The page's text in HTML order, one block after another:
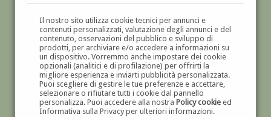
Il nostro sito utilizza cookie tecnici per annunci e
contenuti personalizzati, valutazione degli annunci e del
contenuto, osservazioni del pubblico e sviluppo di
prodotti, per archiviare e/o accedere a informazioni su
un dispositivo. Vorremmo anche impostare dei cookie
opzionali (analitici e di profilazione) per offrirti la
migliore esperienza e inviarti pubblicità personalizzata.
Puoi scegliere di gestire le tue preferenze e accettare,
selezionare o rifiutare tutti i cookie dal pannello
personalizza. Puoi accedere alla nostra Policy cookieed
Informativa sulla Privacy per ulteriori informazioni.
GALLERIAD'ARTE
DIPINTI E SCULTURE '800 E '900